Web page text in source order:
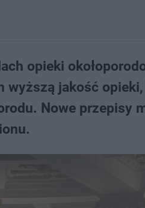
opieki
wyższą jakość
Nowe przepisy